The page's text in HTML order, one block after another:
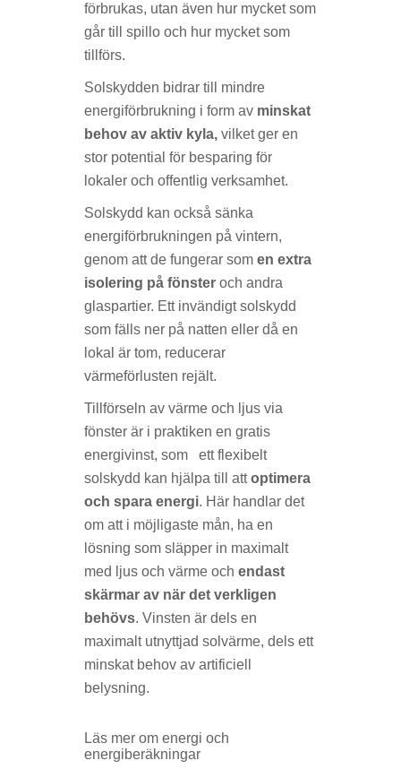
förbrukas, utan även hur mycket som
går till spillo och hur mycket som
tillförs.
Solskydden bidrar till mindre
energiförbrukning i form av minskat
behov av aktiv kyla, vilket ger en
stor potential för besparing för
lokaler och offentlig verksamhet.
Solskydd kan också sänka
energiförbrukningen på vintern,
genom att de fungerar som en extra
isolering på fönster och andra
glaspartier. Ett invändigt solskydd
som fälls ner på natten eller då en
lokal är tom, reducerar
värmeförlusten rejält.
Tillförseln av värme och ljus via
fönster är i praktiken en gratis
energivinst, som ett flexibelt
solskydd kan hjälpa till attoptimera
och spara energi. Här handlar det
om att i möjligaste mån, ha en
lösning som släpper in maximalt
med ljus och värme och endast
skärmar av när det verkligen
behövs. Vinsten är dels en
maximalt utnyttjad solvärme, dels ett
minskat behov av artificiell
belysning.
Läs mer om energi och
energiberäkningar